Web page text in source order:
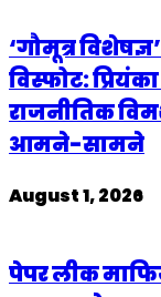
‘गौमूत्र
विस्फोट:
राजनीतिक
आमने-सामने
August 1, 2026
पेपर लीक